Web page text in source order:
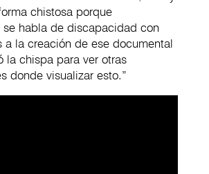
chistosa porque
se habla de discapacidad con
a la creación de ese documental
la chispa para ver otras
donde visualizar esto.”